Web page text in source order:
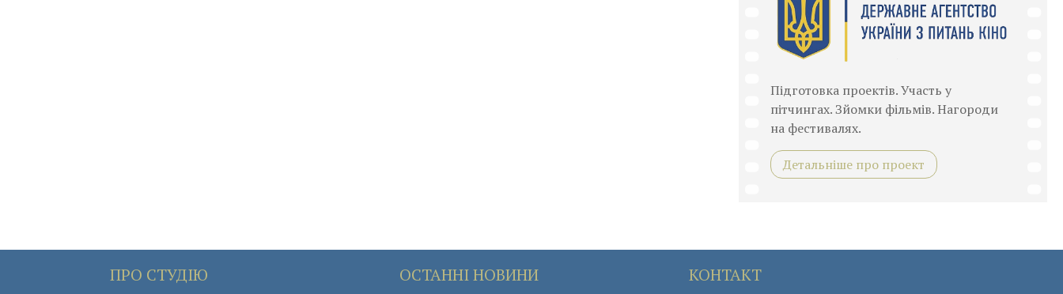
Підготовка проектів. Участь у
пітчингах. Зйомки фільмів. Нагороди
на фестивалях.
Детальніше про проект
ПРО СТУДІЮ ОСТАННІ НОВИНИ КОНТАКТ